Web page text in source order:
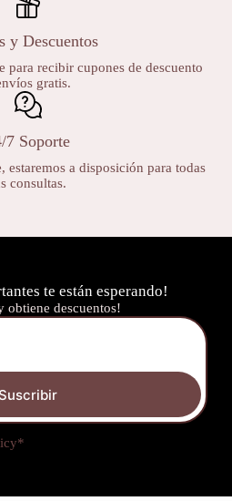
y Descuentos
para recibir cupones de descuento
gratis.
7 Soporte
estaremos a disposición para todas
consultas.
te están esperando!
obtiene descuentos!
Suscribir
*